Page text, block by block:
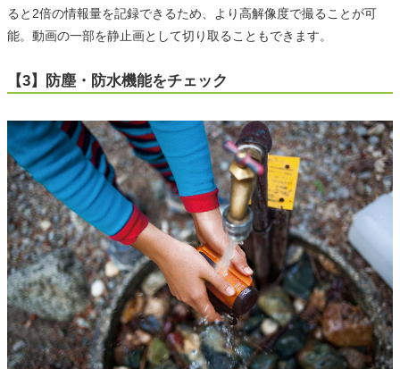
ると2倍の情報量を記録できるため、より高解像度で撮ることが可
能。動画の一部を静止画として切り取ることもできます。
【3】防塵・防水機能をチェック